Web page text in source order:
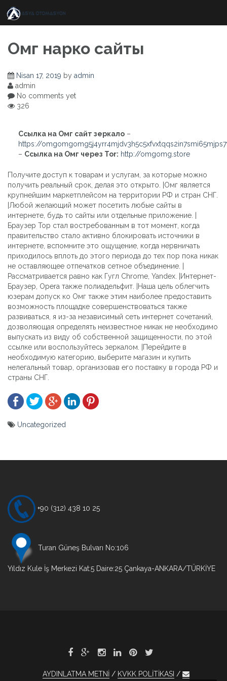
content
Омг нарко сайты
Nisan 17, 2019 by admin
admin
No comments yet
326
Ссылка на Омг сайт зеркало –
https://
– Ссылка на Омг через Tor: http://omgomg.store
Получите доступ к товарам и услугам, за которые можно
получить реальный срок, делая это открыто. |Омг является
крупнейшим маркетплейсом на территории РФ и стран СНГ.
|Любой желающий может посетить любые сайты в
интернете, будь то сайты или отдельные приложение. |
Браузер Тор стал востребованным в тот момент, когда
правительство стало активно блокировать источники в
интернете, вспомните это ощущение, когда нервничать
приходилось вплоть до этого периода до тех пор пока никак
не оставляющее отпечатков сетное объединение. |
Рассматривается равно как Гугл Chrome, Yandex. |Интернет-
Браузер, Opera также полиадельфит. |Наша цель облегчить
юзерам допуск ко Омг также этим наиболее предоставить
возможность площадке совершенствоваться также
развиваться, я из-за независимый сеть интернет сочетаний,
дозволяющая определять неизвестное никак не необходимо
выпускать из виду об собственной защищенности, по этой
ссылке или воспользуйтесь зеркалом. |Перейдите в
необходимую категорию, выберите магазин и купить
нелегальный товар, организовав его поставку в города РФ и
страны СНГ.
Uncategorized
+90 (312) 438 10 25
Turan Güneş Bulvarı No:106
Yıldız Kule İş Merkezi Kat:5 Daire:25 Çankaya-ANKARA/TÜRKİYE
AYDINLATMA METNİ KVKK POLİTİKASI